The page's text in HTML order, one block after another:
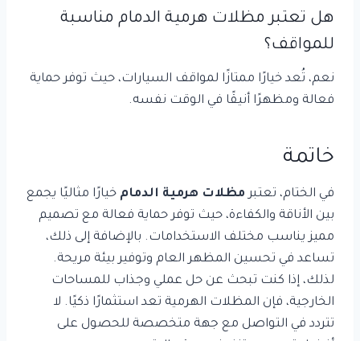
هل تعتبر مظلات هرمية الدمام مناسبة
للمواقف؟
نعم، تُعد خيارًا ممتازًا لمواقف السيارات، حيث توفر حماية
فعالة ومظهرًا أنيقًا في الوقت نفسه.
خاتمة
في الختام، تعتبر مظلات هرمية الدمام خيارًا مثاليًا يجمع
بين الأناقة والكفاءة، حيث توفر حماية فعالة مع تصميم
مميز يناسب مختلف الاستخدامات. بالإضافة إلى ذلك،
تساعد في تحسين المظهر العام وتوفير بيئة مريحة.
لذلك، إذا كنت تبحث عن حل عملي وجذاب للمساحات
الخارجية، فإن المظلات الهرمية تعد استثمارًا ذكيًا. لا
تتردد في التواصل مع جهة متخصصة للحصول على